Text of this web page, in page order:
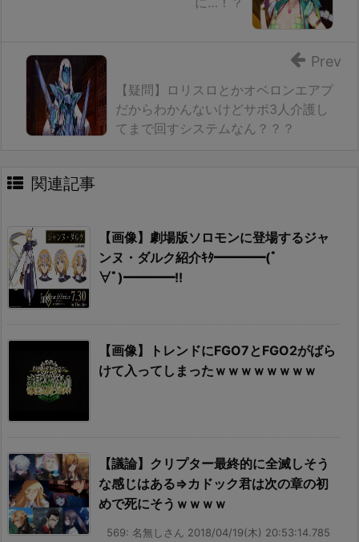
【疑問】ロリスロとかオベロンエアプ
だからわかんないけどサポ3人介護し
てまで回すシステムなん？？？
Prev
関連記事
【画像】劇場版ソロモンに登場するジャ
ンヌ・ダルク紹介ｷﾀ━━━━(ﾟ
∀ﾟ)━━━━!!
【画像】トレンドにFGO7とFGO2がばら
けて入ってしまったｗｗｗｗｗｗｗｗ
【議論】クリプター最終的に全滅しそう
な感じはある⇒カドック君は次の章の初
めで死にそうｗｗｗｗ
569: 名無しさん 2018/04/19(木) 20:53:14.785